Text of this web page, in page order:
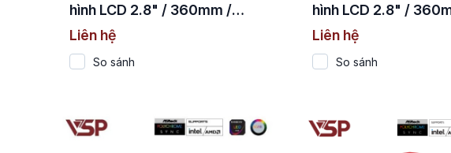
hình LCD 2.8" / 360mm /
TDP 300W)
Liên hệ
So sánh
hình LCD 2.8" /
TDP 300W)
Liên hệ
So sánh